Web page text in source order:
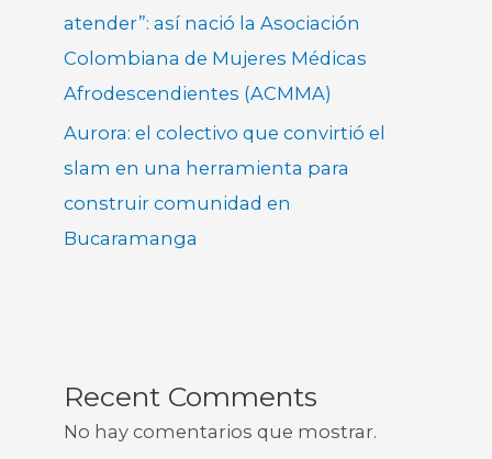
atender”: así nació la Asociación
Colombiana de Mujeres Médicas
Afrodescendientes (ACMMA)
Aurora: el colectivo que convirtió el
slam en una herramienta para
construir comunidad en
Bucaramanga
Recent Comments
No hay comentarios que mostrar.